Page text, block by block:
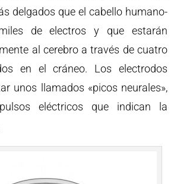
delgados que el cabello humano-
de electros y que estarán
al cerebro a través de cuatro
en el cráneo. Los electrodos
unos llamados «picos neurales»,
eléctricos que indican la